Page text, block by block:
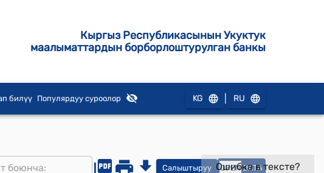
Кыргыз Республикасынын Укуктук
маалыматтардын борборлоштурулган банкы
билүү Популярдуу суроолор KG RU
Салыштыруу OPEN DATA
Ошибка в тексте?